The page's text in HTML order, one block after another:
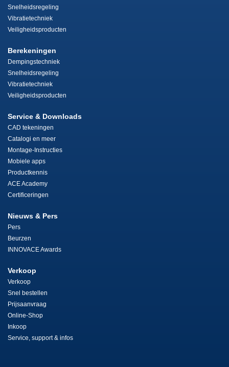
Snelheidsregeling
Vibratietechniek
Veiligheidsproducten
Berekeningen
Dempingstechniek
Snelheidsregeling
Vibratietechniek
Veiligheidsproducten
Service & Downloads
CAD tekeningen
Catalogi en meer
Montage-Instructies
Mobiele apps
Productkennis
ACE Academy
Certificeringen
Nieuws & Pers
Pers
Beurzen
INNOVACE Awards
Verkoop
Verkoop
Snel bestellen
Prijsaanvraag
Online-Shop
Inkoop
Service, support & infos